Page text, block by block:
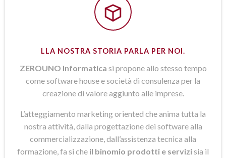
LLA NOSTRA STORIA PARLA PER NOI.
ZEROUNO Informatica si propone allo stesso tempo
come software house e società di consulenza per la
creazione di valore aggiunto alle imprese.
L’atteggiamento marketing oriented che anima tutta la
nostra attività, dalla progettazione dei software alla
commercializzazione, dall’assistenza tecnica alla
formazione, fa si che il binomio prodotti e servizisia il